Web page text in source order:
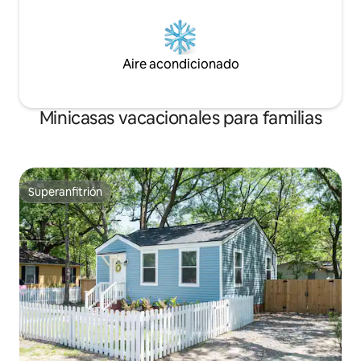
Aire acondicionado
Minicasas vacacionales para familias
Superanfitrión
Superanfitrión